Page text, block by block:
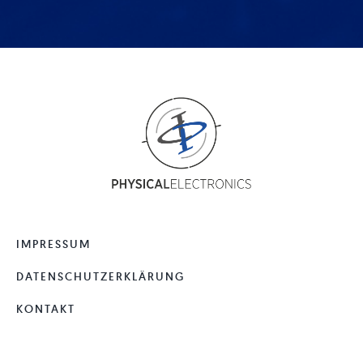
IMPRESSUM
DATENSCHUTZERKLÄRUNG
KONTAKT